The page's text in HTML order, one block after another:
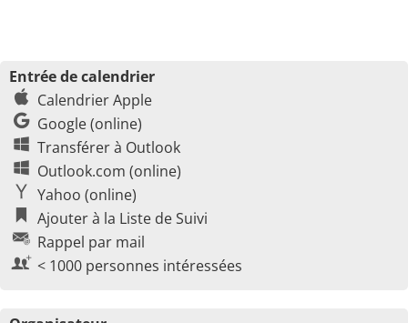
Entrée de calendrier
Calendrier Apple
Google (online)
Transférer à Outlook
Outlook.com (online)
Yahoo (online)
Ajouter à la Liste de Suivi
Rappel par mail
< 1000 personnes intéressées